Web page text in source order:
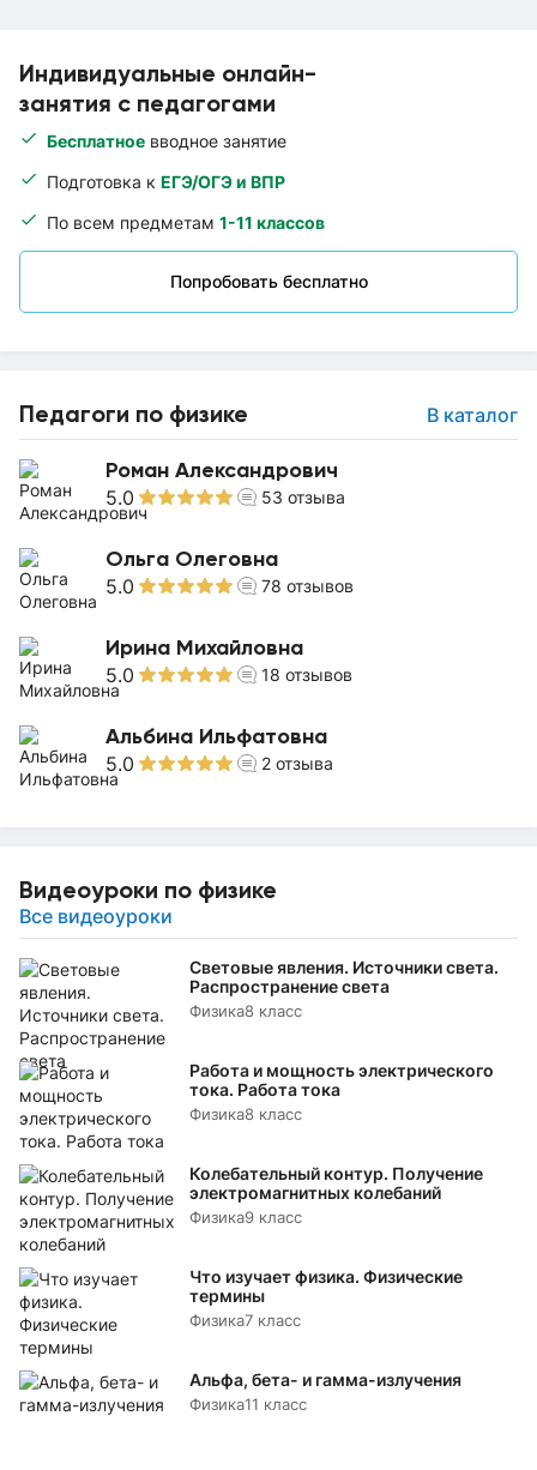
Индивидуальные онлайн-
занятия с педагогами
Бесплатное вводное занятие
Подготовка к ЕГЭ/ОГЭ и ВПР
По всем предметам 1-11 классов
Попробовать бесплатно
Педагоги по физике В каталог
Роман Александрович
5.0 53 отзыва
Ольга Олеговна
5.0 78 отзывов
Ирина Михайловна
5.0 18 отзывов
Альбина Ильфатовна
5.0 2 отзыва
Видеоуроки по физике
Все видеоуроки
Световые явления. Источники света.
Распространение света
Физика8 класс
Работа и мощность электрического
тока. Работа тока
Физика8 класс
Колебательный контур. Получение
электромагнитных колебаний
Физика9 класс
Что изучает физика. Физические
термины
Физика7 класс
Альфа, бета- и гамма-излучения
Физика11 класс